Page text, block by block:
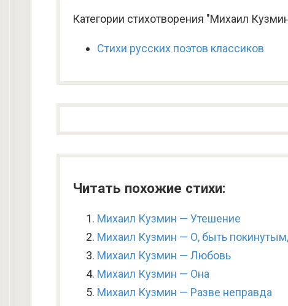
Категории стихотворения "Михаил
Стихи русских поэтов классиков
Читать похожие стихи:
Михаил Кузмин — Утешение
Михаил Кузмин — О, быть покинутым,
Михаил Кузмин — Любовь
Михаил Кузмин — Она
Михаил Кузмин — Разве неправда